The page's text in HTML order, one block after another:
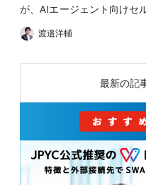
が、AIエージェント向けセ
渡邉洋輔
最新の記